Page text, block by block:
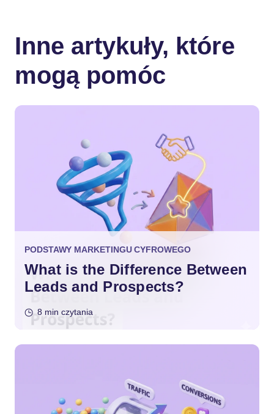
Inne artykuły, które
mogą pomóc
PODSTAWY MARKETINGU CYFROWEGO
What is the Difference Between
Leads and Prospects?
8 min czytania